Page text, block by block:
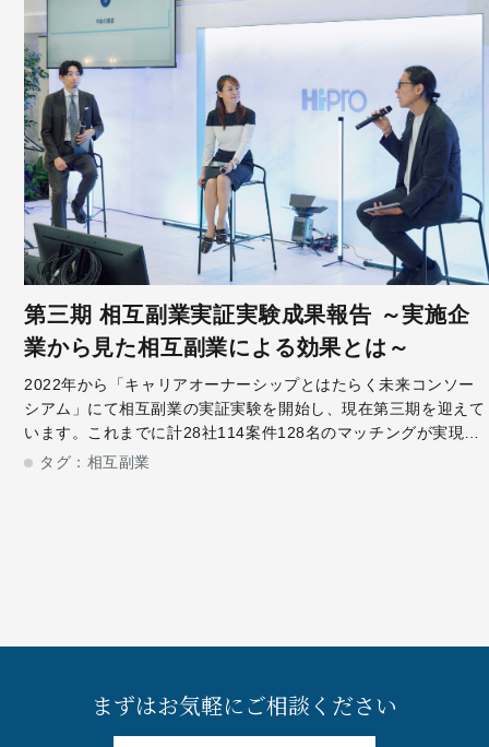
第三期 相互副業実証実験成果報告 ～実施企
業から見た相互副業による効果とは～
2022年から「キャリアオーナーシップとはたらく未来コンソー
シアム」にて相互副業の実証実験を開始し、現在第三期を迎えて
います。これまでに計28社114案件128名のマッチングが実現、
相互副業が誕生しました。今回は相互副業を実施した、日本たば
タグ： 相互副業
まずはお気軽にご相談ください